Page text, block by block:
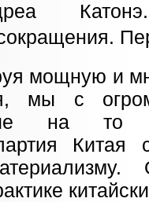
мощную и
мы с
на то
Китая